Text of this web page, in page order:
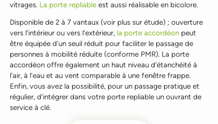
vitrages. La porte repliable est aussi réalisable en bicolore.
Disponible de 2 à 7 vantaux (voir plus sur étude) ; ouverture
vers l’intérieur ou vers l’extérieur, la porte accordéon peut
être équipée d’un seuil réduit pour faciliter le passage de
personnes à mobilité réduite (conforme PMR). La porte
accordéon offre également un haut niveau d’étanchéité à
l’air, à l’eau et au vent comparable à une fenêtre frappe.
Enfin, vous avez la possibilité, pour un passage pratique et
régulier, d’intégrer dans votre porte repliable un ouvrant de
service à clé.